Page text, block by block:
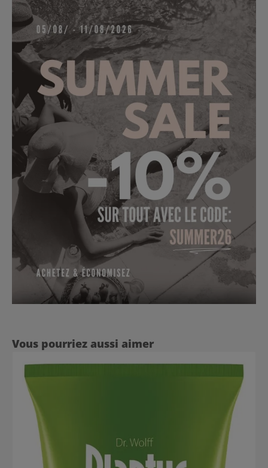
Ignorer la galerie de produits
Vous pourriez aussi aimer